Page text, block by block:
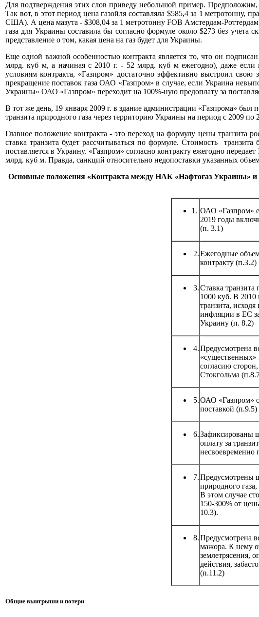
Для подтверждения этих слов приведу небольшой пример.
Так вот, в этот период цена газойля составляла $585,4 за 1 метротонну,
США). А цена мазута - $308,04 за 1 метротонну FOB Амстердам-
газа для Украины составила бы согласно формуле около $273 без
представление о том, какая цена на газ будет для Украины.
Еще одной важной особенностью контракта является то, что он
млрд. куб м, а начиная с 2010 г. - 52 млрд. куб м ежегодно), даже если
условиям контракта, «Газпром» достаточно эффективно выстроил свою
прекращение поставок газа ОАО «Газпром» в случае, если Украина
Украины» ОАО «Газпром» переходит на 100%-ную предоплату за
В тот же день, 19 января 2009 г. в здание администрации «Газпрома»
транзита природного газа через территорию Украины на период с 2009 по
Главное положение контракта - это переход на формулу цены транзита
ставка транзита будет рассчитываться по формуле. Стоимость
поставляется в Украину. «Газпром» согласно контракту ежегодно
млрд. куб м. Правда, санкций относительно недопоставки указанных
Основные положения «Контракта между НАК «Нафтогаз Украины» и
1. ОАО «Газпром»
2019 годы
(п. 3.1)
2.Ежегодные
контракту (п.3.2)
3.Ставка транзита
1000 куб. В 2010
транзита, исходя
инфляции в ЕС
Украину (п. 8.2)
4.Предусмотрена
«существенных»
согласию
Стокгольма
5.ОАО «Газпром»
поставкой (п.9.5)
6.Зафиксированы
оплату за
несвоевременно
7.Предусмотрены
природного
В этом случае
150-300% от
10.3).
8.Предусмотрена
мажора. К нему
землетрясения,
действия,
(п.11.2)
Общие выигрыши и потери